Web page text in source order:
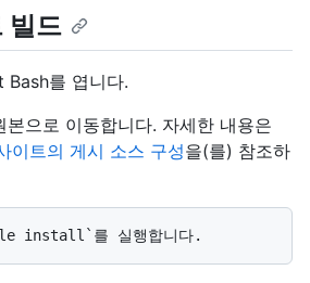
빌드
Bash를 엽니다.
본으로 이동합니다. 자세한 내용은
이트의 게시 소스 구성을(를) 참조하